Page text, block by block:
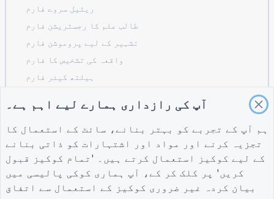
ریٹیل سروے فارم
طالب علم کا رجسٹریشن فارم
تشہیر کے لیے پروموشن فارم
واقعہ کی تشخیص کا فارم
ہیلتھ کیئر فارم
تعمیر کے لیے پروجیکٹ کی تشخیص کا فارم
لاجسٹکس کے لیے سپلائر کی تشخیص کا فارم
یوٹیلٹیز کے لیے سروس کی درخواست کا فارم
کسٹمر مصروفیت کا فارم
آپ کی رازداری ہمارے لیے اہم ہے۔
ہم آپ کے تجربے کو بہتر بنانے، سائٹ کے استعمال کا
تجزیہ کرنے اور مواد اور اشتہارات کو ذاتی بنانے
کے لیے کوکیز استعمال کرتے ہیں۔ 'تمام کوکیز قبول
کریں' پر کلک کر کے، آپ ہماری کوکی پالیسی میں
بیان کردہ غیر ضروری کوکیز کے استعمال سے اتفاق